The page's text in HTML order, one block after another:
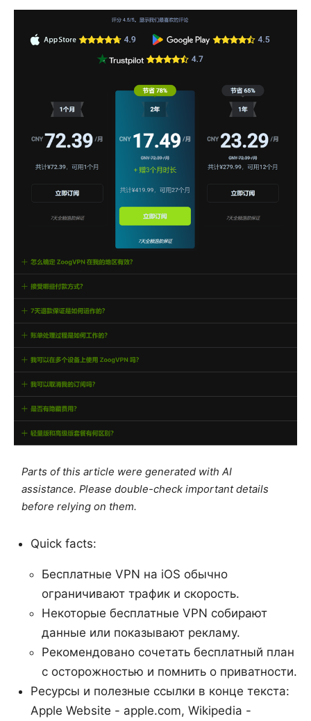
Parts of this article were generated with AI
assistance. Please double-check important details
before relying on them.
Quick facts:
Бесплатные VPN на iOS обычно
ограничивают трафик и скорость.
Некоторые бесплатные VPN собирают
данные или показывают рекламу.
Рекомендовано сочетать бесплатный план
с осторожностью и помнить о приватности.
Ресурсы и полезные ссылки в конце текста:
Apple Website - apple.com, Wikipedia -